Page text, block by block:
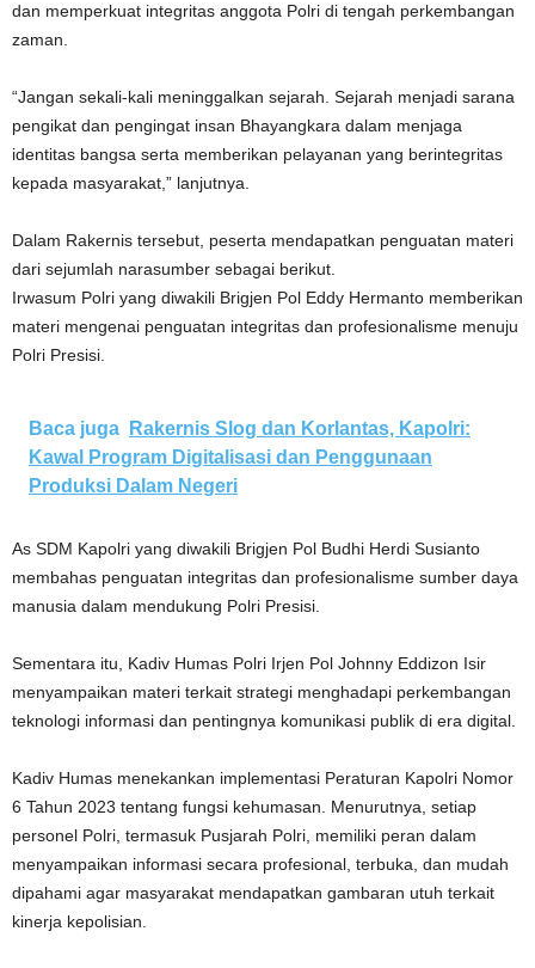
dan memperkuat integritas anggota Polri di tengah perkembangan
zaman.
“Jangan sekali-kali meninggalkan sejarah. Sejarah menjadi sarana
pengikat dan pengingat insan Bhayangkara dalam menjaga
identitas bangsa serta memberikan pelayanan yang berintegritas
kepada masyarakat,” lanjutnya.
Dalam Rakernis tersebut, peserta mendapatkan penguatan materi
dari sejumlah narasumber sebagai berikut.
Irwasum Polri yang diwakili Brigjen Pol Eddy Hermanto memberikan
materi mengenai penguatan integritas dan profesionalisme menuju
Polri Presisi.
Baca juga
Rakernis Slog dan Korlantas, Kapolri:
Kawal Program Digitalisasi dan Penggunaan
Produksi Dalam Negeri
As SDM Kapolri yang diwakili Brigjen Pol Budhi Herdi Susianto
membahas penguatan integritas dan profesionalisme sumber daya
manusia dalam mendukung Polri Presisi.
Sementara itu, Kadiv Humas Polri Irjen Pol Johnny Eddizon Isir
menyampaikan materi terkait strategi menghadapi perkembangan
teknologi informasi dan pentingnya komunikasi publik di era digital.
Kadiv Humas menekankan implementasi Peraturan Kapolri Nomor
6 Tahun 2023 tentang fungsi kehumasan. Menurutnya, setiap
personel Polri, termasuk Pusjarah Polri, memiliki peran dalam
menyampaikan informasi secara profesional, terbuka, dan mudah
dipahami agar masyarakat mendapatkan gambaran utuh terkait
kinerja kepolisian.